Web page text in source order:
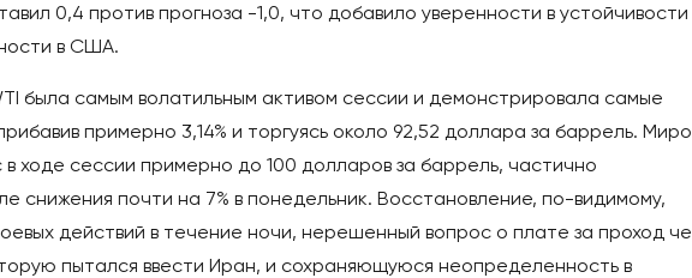
0,4 против прогноза -1,0, что добавило уверенности в устойчивости
в США.
была самым волатильным активом сессии и демонстрировала самые
примерно 3,14% и торгуясь около 92,52 доллара за баррель.
ходе сессии примерно до 100 долларов за баррель, частично
снижения почти на 7% в понедельник. Восстановление, по-видимому,
действий в течение ночи, нерешенный вопрос о плате за проход
пытался ввести Иран, и сохраняющуюся неопределенность в